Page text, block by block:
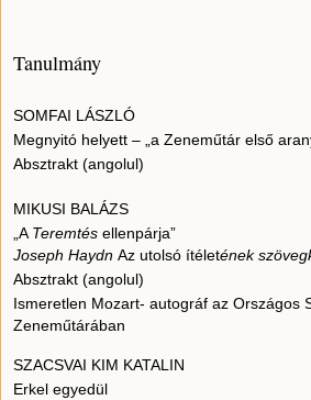
Tanulmány
SOMFAI LÁSZLÓ
Megnyitó helyett – „a Zeneműtár első
Absztrakt (angolul)
MIKUSI BALÁZS
„A Teremtés ellenpárja”
Joseph Haydn Az utolsó ítéletének
Absztrakt (angolul)
Ismeretlen Mozart- autográf az Országos
Zeneműtárában
SZACSVAI KIM KATALIN
Erkel egyedül